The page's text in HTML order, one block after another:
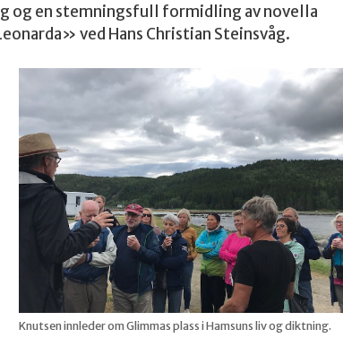
og en stemningsfull formidling av novella
ved Hans Christian Steinsvåg.
Knutsen innleder om Glimmas plass i Hamsuns liv og diktning.